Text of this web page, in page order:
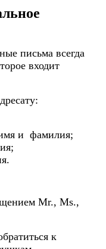
письма всегда
входит
и фамилия;
Mr., Ms.,
к